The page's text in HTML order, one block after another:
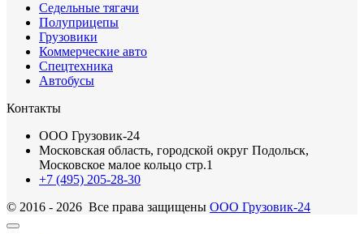
Седельные тягачи
Полуприцепы
Грузовики
Коммерческие авто
Спецтехника
Автобусы
Контакты
ООО Грузовик-24
Московская область, городской округ Подольск,
Московское малое кольцо стр.1
+7 (495) 205-28-30
© 2016 - 2026 Все права защищены ООО Грузовик-24